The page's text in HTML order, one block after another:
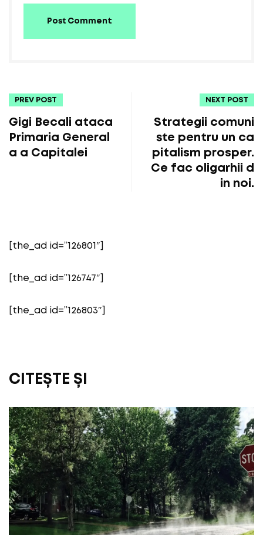
Post Comment
PREV POST
Gigi Becali ataca
Primaria General
a a Capitalei
NEXT POST
Strategii comuni
ste pentru un ca
pitalism prosper.
Ce fac oligarhii d
in noi.
[the_ad id=”126801″]
[the_ad id=”126747″]
[the_ad id=”126803″]
CITEȘTE ȘI